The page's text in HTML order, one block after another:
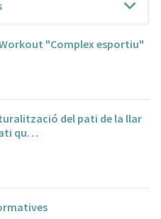
"Complex esportiu"
del pati de la llar
qu…